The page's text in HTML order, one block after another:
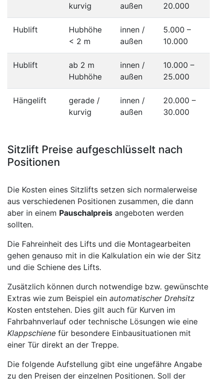
kurvig
außen
20.000
Hublift
Hubhöhe
< 2 m
innen /
außen
5.000 –
10.000
Hublift
ab 2 m
Hubhöhe
innen /
außen
10.000 –
25.000
Hängelift
gerade /
kurvig
innen /
außen
20.000 –
30.000
Sitzlift Preise aufgeschlüsselt nach
Positionen
Die Kosten eines Sitzlifts setzen sich normalerweise
aus verschiedenen Positionen zusammen, die dann
aber in einem Pauschalpreis angeboten werden
sollten.
Die Fahreinheit des Lifts und die Montagearbeiten
gehen genauso mit in die Kalkulation ein wie der Sitz
und die Schiene des Lifts.
Zusätzlich können durch notwendige bzw. gewünschte
Extras wie zum Beispiel ein automatischer Drehsitz
Kosten entstehen. Dies gilt auch für Kurven im
Fahrbahnverlauf oder technische Lösungen wie eine
Klappschiene für besondere Einbausituationen mit
einer Tür direkt an der Treppe.
Die folgende Aufstellung gibt eine ungefähre Angabe
zu den Preisen der einzelnen Positionen. Soll der